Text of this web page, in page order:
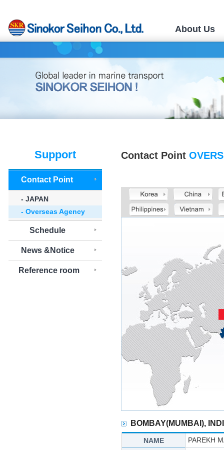
About Us
Support
Contact Point
- JAPAN
- Overseas Agency
Schedule
News &Notice
Reference room
Contact Point
BOMBAY(MUMBAI),
NAME PAREKH